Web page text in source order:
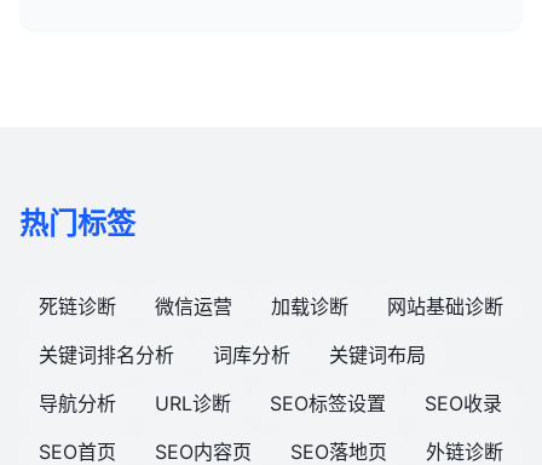
热门标签
死链诊断 微信运营 加载诊断
网站基础诊断
关键词排名分析
词库分析
关键词布局
导航分析
URL诊断 SEO标签设置
SEO收录
SEO首页
SEO内容页 SEO落地页
外链诊断